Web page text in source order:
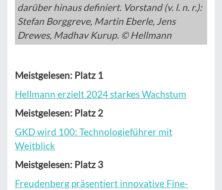
darüber hinaus definiert. Vorstand (v. l. n. r.):
Stefan Borggreve, Martin Eberle, Jens
Drewes, Madhav Kurup. © Hellmann
Meistgelesen: Platz 1
Hellmann erzielt 2024 starkes Wachstum
Meistgelesen: Platz 2
GKD wird 100: Technologieführer mit
Weitblick
Meistgelesen: Platz 3
Freudenberg präsentiert innovative Fine-